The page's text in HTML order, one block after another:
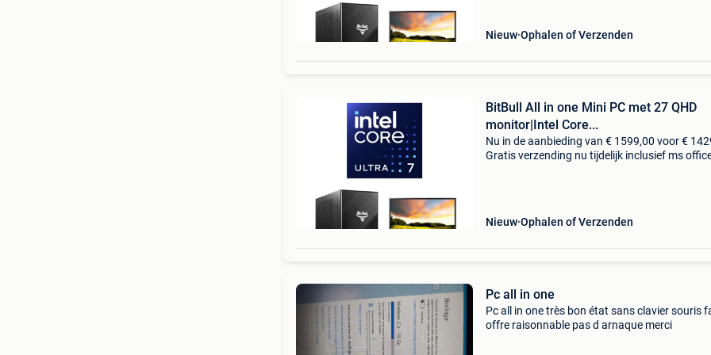
Nieuw Ophalen of Verzenden
BitBull All in one Mini PC met 27 QHD
monitor|Intel Core...
Nu in de aanbieding van € 1599,00 voor €
Gratis verzending nu tijdelijk inclusief ms
Nieuw Ophalen of Verzenden
Pc all in one
Pc all in one très bon état sans clavier souris
offre raisonnable pas d arnaque merci